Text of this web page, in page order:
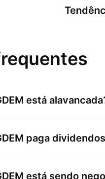
está
paga
está sendo